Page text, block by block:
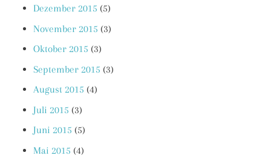
Dezember 2015 (5)
November 2015 (3)
Oktober 2015 (3)
September 2015 (3)
August 2015 (4)
Juli 2015 (3)
Juni 2015 (5)
Mai 2015 (4)